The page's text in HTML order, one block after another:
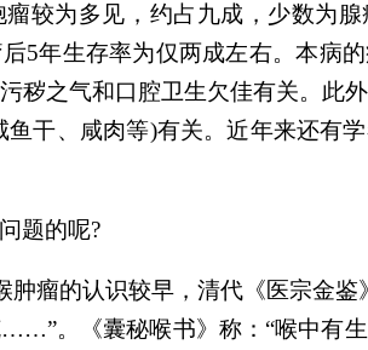
瘤较为多见，约占九成，少数为腺
5年生存率为仅两成左右。本病
秽之气和口腔卫生欠佳有关。此
干、咸肉等)有关。近年来还有
题的呢?
肿瘤的认识较早，清代《医宗金鉴
。《囊秘喉书》称：“喉中有